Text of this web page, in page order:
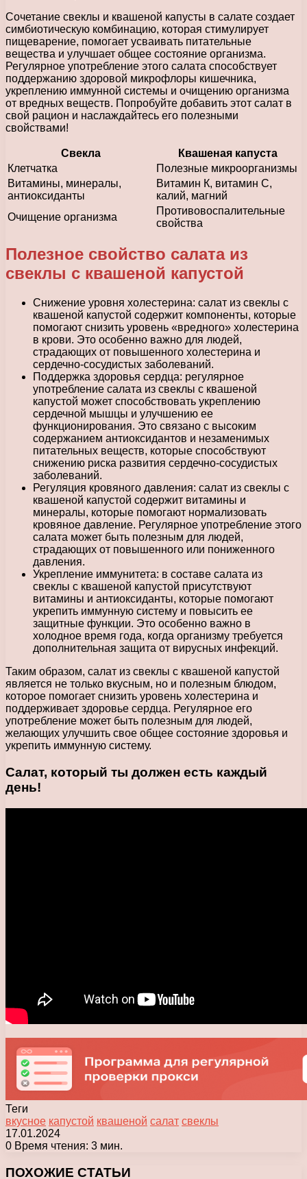
Сочетание свеклы и квашеной капусты в салате создает
симбиотическую комбинацию, которая стимулирует
пищеварение, помогает усваивать питательные
вещества и улучшает общее состояние организма.
Регулярное употребление этого салата способствует
поддержанию здоровой микрофлоры кишечника,
укреплению иммунной системы и очищению организма
от вредных веществ. Попробуйте добавить этот салат в
свой рацион и наслаждайтесь его полезными
свойствами!
Свекла
Квашеная капуста
Клетчатка
Полезные микроорганизмы
Витамины, минералы,
антиоксиданты
Витамин К, витамин С,
калий, магний
Очищение организма
Противовоспалительные
свойства
Полезное свойство салата из
свеклы с квашеной капустой
Снижение уровня холестерина: салат из свеклы с
квашеной капустой содержит компоненты, которые
помогают снизить уровень «вредного» холестерина
в крови. Это особенно важно для людей,
страдающих от повышенного холестерина и
сердечно-сосудистых заболеваний.
Поддержка здоровья сердца: регулярное
употребление салата из свеклы с квашеной
капустой может способствовать укреплению
сердечной мышцы и улучшению ее
функционирования. Это связано с высоким
содержанием антиоксидантов и незаменимых
питательных веществ, которые способствуют
снижению риска развития сердечно-сосудистых
заболеваний.
Регуляция кровяного давления: салат из свеклы с
квашеной капустой содержит витамины и
минералы, которые помогают нормализовать
кровяное давление. Регулярное употребление этого
салата может быть полезным для людей,
страдающих от повышенного или пониженного
давления.
Укрепление иммунитета: в составе салата из
свеклы с квашеной капустой присутствуют
витамины и антиоксиданты, которые помогают
укрепить иммунную систему и повысить ее
защитные функции. Это особенно важно в
холодное время года, когда организму требуется
дополнительная защита от вирусных инфекций.
Таким образом, салат из свеклы с квашеной капустой
является не только вкусным, но и полезным блюдом,
которое помогает снизить уровень холестерина и
поддерживает здоровье сердца. Регулярное его
употребление может быть полезным для людей,
желающих улучшить свое общее состояние здоровья и
укрепить иммунную систему.
Салат, который ты должен есть каждый
день!
Теги
вкусное капустой квашеной салат свеклы
17.01.2024
0 Время чтения: 3 мин.
ПОХОЖИЕ СТАТЬИ